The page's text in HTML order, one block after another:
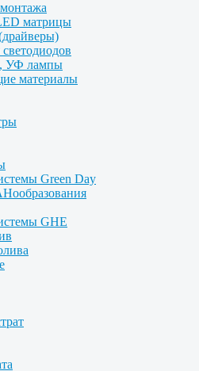
матрицы
УФ лампы
материалы
Green Day
GHE